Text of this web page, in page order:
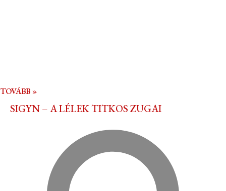
TOVÁBB »
SIGYN – A LÉLEK TITKOS ZUGAI